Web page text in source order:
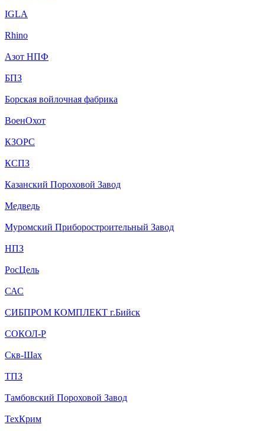
IGLA
Rhino
Азот НПФ
БПЗ
Борская войлочная фабрика
ВоенОхот
КЗОРС
КСПЗ
Казанский Пороховой Завод
Медведь
Муромский Приборостроительный Завод
НПЗ
РосЦель
САС
СИБПРОМ КОМПЛЕКТ г.Бийск
СОКОЛ-Р
Скв-Шах
ТПЗ
Тамбовский Пороховой Завод
ТехКрим